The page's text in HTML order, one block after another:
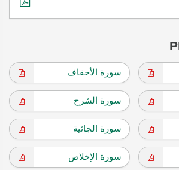
سورة الأحقاف
سورة الشرح
سورة الجاثية
سورة الإخلاص